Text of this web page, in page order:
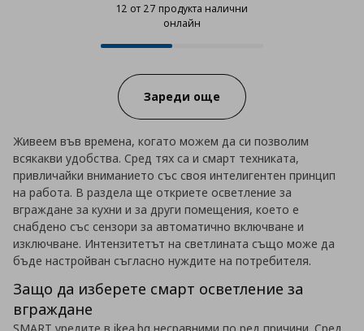
12 от 27 продукта налични
онлайн
12 от 27 продукта налични
Progress:
Зареди още
Живеем във времена, когато можем да си позволим
всякакви удобства. Сред тях са и смарт техниката,
привличайки вниманието със своя интелигентен принцип
на работа. В раздела ще откриете осветление за
вграждане за кухни и за други помещения, което е
снабдено със сензори за автоматично включване и
изключване. Интензитетът на светлината също може да
бъде настройван съгласно нуждите на потребителя.
Защо да изберете смарт осветление за
вграждане
SMART уредите в ikea.bg несравними по ред причини. Сред